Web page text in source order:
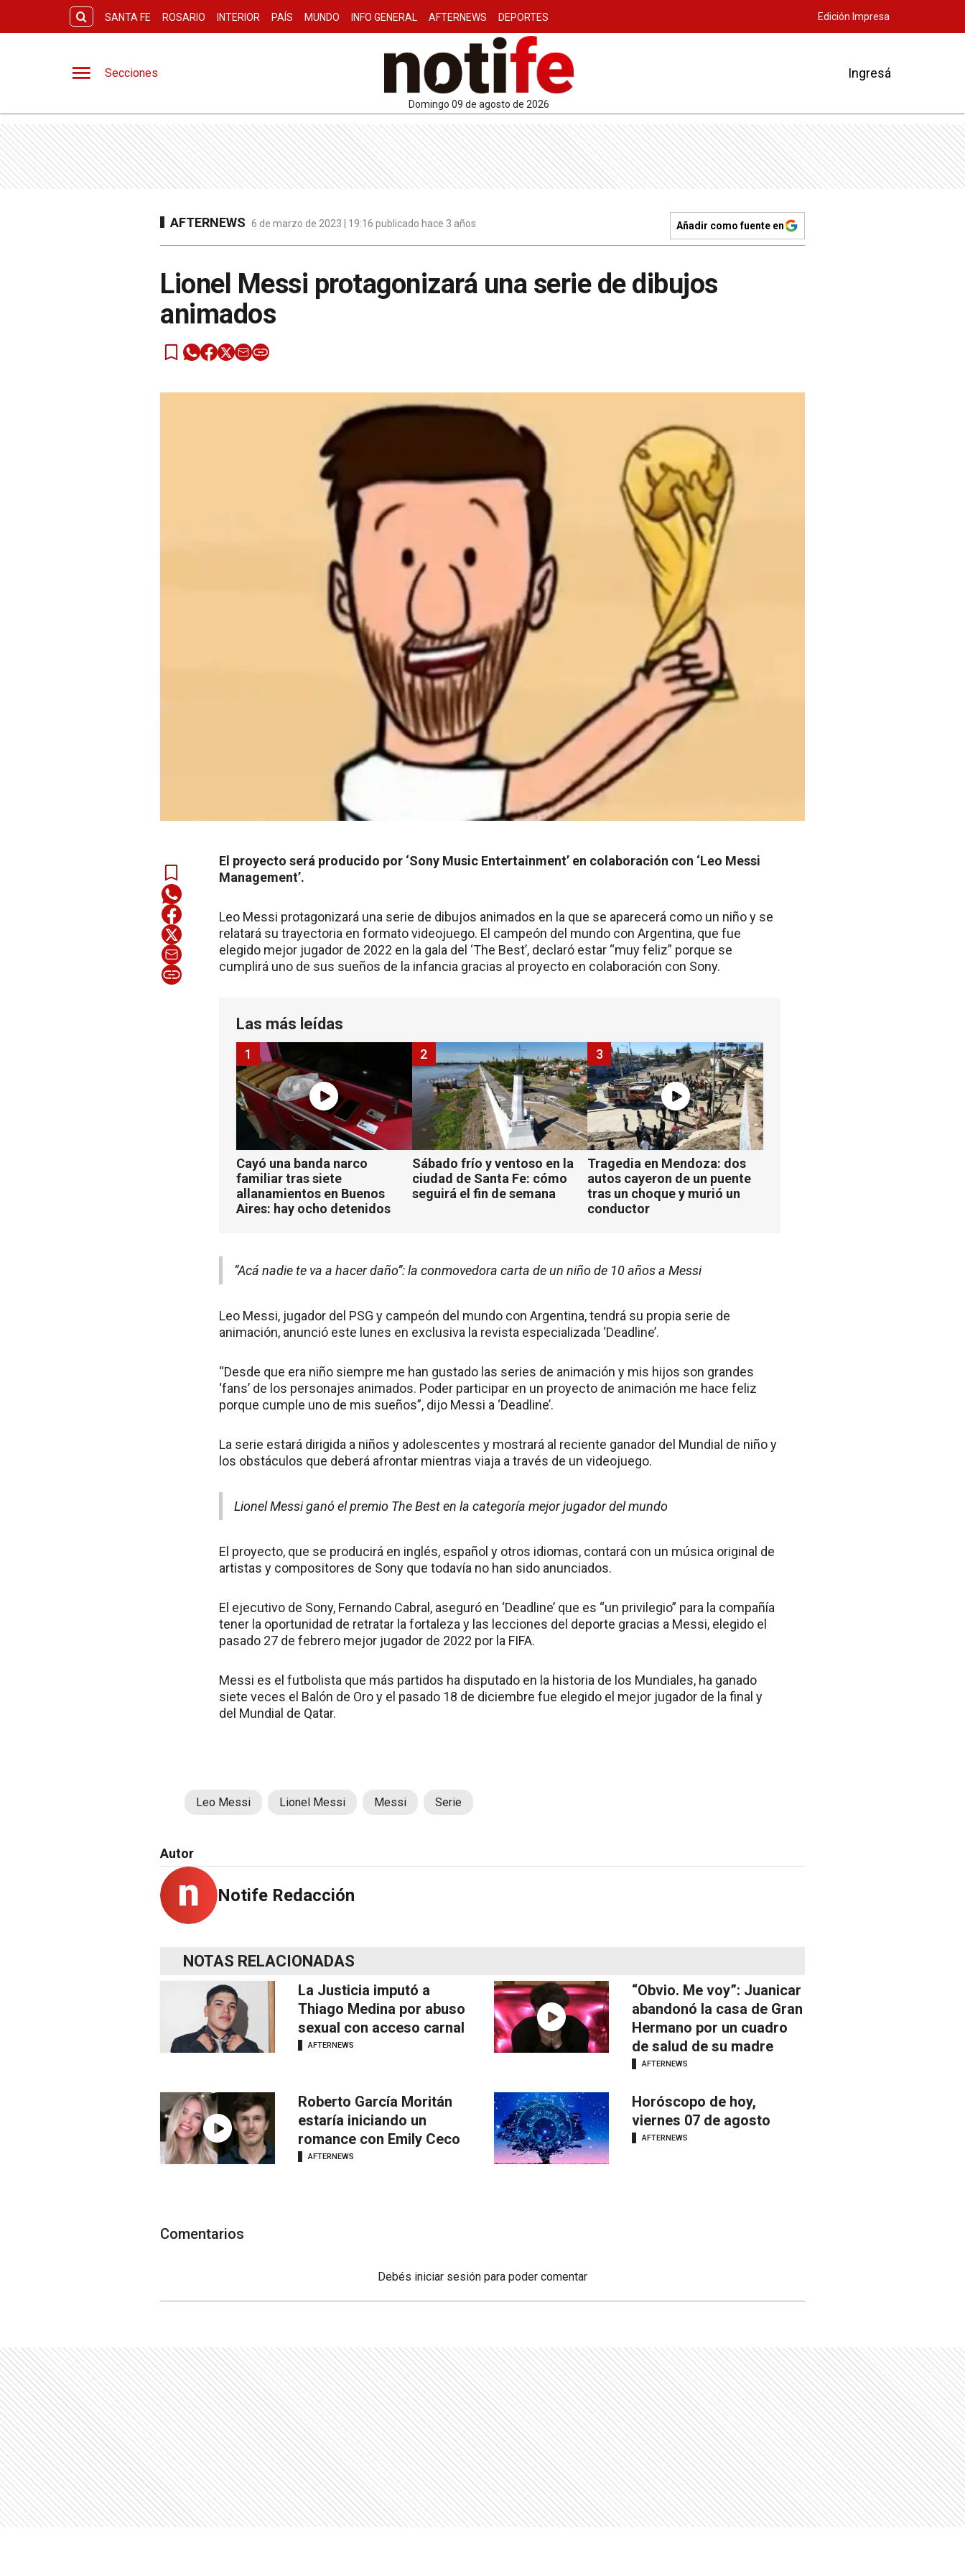
SANTA FE ROSARIO INTERIOR PAÍS MUNDO INFO GENERAL AFTERNEWS DEPORTES Edición Impresa
Secciones
domingo 09 de agosto de 2026
Ingresá
AFTERNEWS 6 de marzo de 2023 | 19:16 publicado hace 3 años Añadir como fuente en
Lionel Messi protagonizará una serie de dibujos
animados
El proyecto será producido por ‘Sony Music Entertainment’ en colaboración con ‘Leo Messi
Management’.
Leo Messi protagonizará una serie de dibujos animados en la que se aparecerá como un niño y se
relatará su trayectoria en formato videojuego. El campeón del mundo con Argentina, que fue
elegido mejor jugador de 2022 en la gala del ‘The Best’, declaró estar “muy feliz” porque se
cumplirá uno de sus sueños de la infancia gracias al proyecto en colaboración con Sony.
Las más leídas
Cayó una banda narco
familiar tras siete
allanamientos en Buenos
Aires: hay ocho detenidos
1
Sábado frío y ventoso en la
ciudad de Santa Fe: cómo
seguirá el fin de semana
2
Tragedia en Mendoza: dos
autos cayeron de un puente
tras un choque y murió un
conductor
3
“Acá nadie te va a hacer daño”: la conmovedora carta de un niño de 10 años a Messi
Leo Messi, jugador del PSG y campeón del mundo con Argentina, tendrá su propia serie de
animación, anunció este lunes en exclusiva la revista especializada ‘Deadline’.
“Desde que era niño siempre me han gustado las series de animación y mis hijos son grandes
‘fans’ de los personajes animados. Poder participar en un proyecto de animación me hace feliz
porque cumple uno de mis sueños”, dijo Messi a ‘Deadline’.
La serie estará dirigida a niños y adolescentes y mostrará al reciente ganador del Mundial de niño y
los obstáculos que deberá afrontar mientras viaja a través de un videojuego.
Lionel Messi ganó el premio The Best en la categoría mejor jugador del mundo
El proyecto, que se producirá en inglés, español y otros idiomas, contará con un música original de
artistas y compositores de Sony que todavía no han sido anunciados.
El ejecutivo de Sony, Fernando Cabral, aseguró en ‘Deadline’ que es “un privilegio” para la compañía
tener la oportunidad de retratar la fortaleza y las lecciones del deporte gracias a Messi, elegido el
pasado 27 de febrero mejor jugador de 2022 por la FIFA.
Messi es el futbolista que más partidos ha disputado en la historia de los Mundiales, ha ganado
siete veces el Balón de Oro y el pasado 18 de diciembre fue elegido el mejor jugador de la final y
del Mundial de Qatar.
Leo Messi Lionel Messi Messi Serie
Autor
Notife Redacción
NOTAS RELACIONADAS
La Justicia imputó a
Thiago Medina por abuso
sexual con acceso carnal
AFTERNEWS
“Obvio. Me voy”: Juanicar
abandonó la casa de Gran
Hermano por un cuadro
de salud de su madre
AFTERNEWS
Roberto García Moritán
estaría iniciando un
romance con Emily Ceco
AFTERNEWS
Horóscopo de hoy,
viernes 07 de agosto
AFTERNEWS
Comentarios
Debés iniciar sesión para poder comentar